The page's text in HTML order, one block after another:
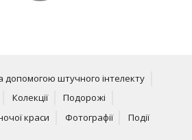
допомогою штучного інтелекту
Колекції
Подорожі
краси
Фотографії Події